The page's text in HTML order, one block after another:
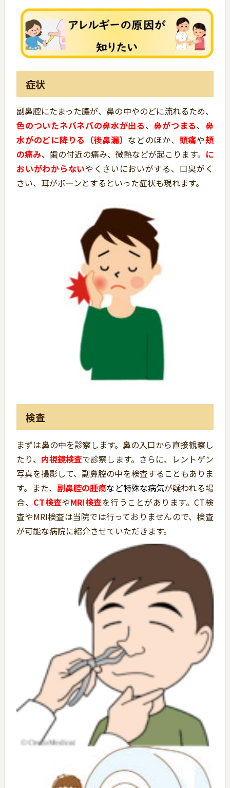
症状
副鼻腔にたまった膿が、鼻の中やのどに流れるため、
色のついたネバネバの鼻水が出る、鼻がつまる、 鼻
水がのどに降りる（後鼻漏） などのほか、 頭痛や頬
の痛み、歯の付近の痛み、微熱などが起こります。 に
おいがわからないやくさいにおいがする、口臭がく
さい、耳がボーンとするといった症状も現れます。
検査
まずは鼻の中を診察します。鼻の入口から直接観察し
たり、 内視鏡検査で診察します。さらに、レントゲン
写真を撮影して、副鼻腔の中を検査することもありま
す。また、 副鼻腔の腫瘍など特殊な病気が疑われる場
合、 CT検査やMRI検査を行うことがあります。CT検
査やMRI検査は当院では行っておりませんので、検査
が可能な病院に紹介させていただきます。